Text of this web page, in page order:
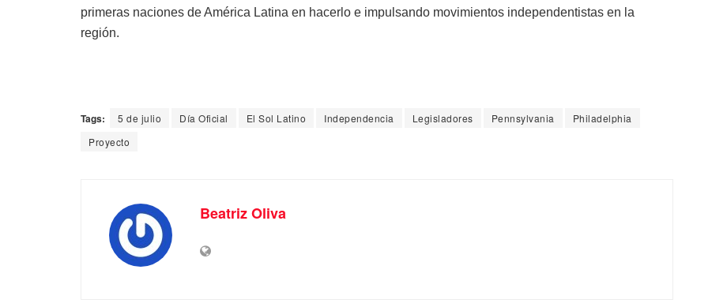
primeras naciones de América Latina en hacerlo e impulsando movimientos independentistas en la
región.
Tags: 5 de julio Día Oficial El Sol Latino Independencia Legisladores Pennsylvania
Philadelphia
Proyecto
Beatriz Oliva